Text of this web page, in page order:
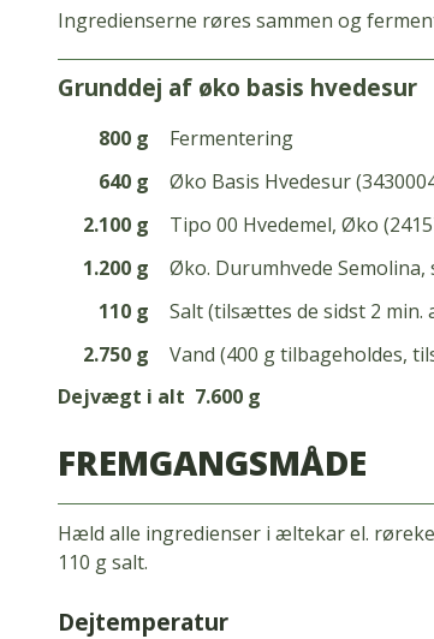
Ingredienserne røres sammen og
grunddej af øko basis hvedesur
800 g
Fermentering
640 g
Øko Basis Hvedesur
2.100 g
Tipo 00 Hvedemel, Øko
1.200 g
Øko. Durumhvede Semolina,
110 g
Salt (tilsættes de sidst 2
2.750 g
Vand (400 g tilbageholdes,
Dejvægt i alt 7.600 g
FREMGANGSMÅDE
Hæld alle ingredienser i æltekar el.
110 g salt.
Dejtemperatur